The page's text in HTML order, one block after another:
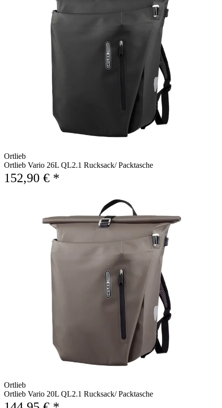
Ortlieb
Ortlieb Vario 26L QL2.1 Rucksack/ Packtasche
152,90 € *
Ortlieb
Ortlieb Vario 20L QL2.1 Rucksack/ Packtasche